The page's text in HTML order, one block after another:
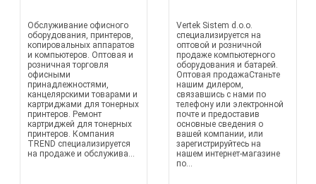
Обслуживание офисного
оборудования, принтеров,
копировальных аппаратов
и компьютеров. Оптовая и
розничная торговля
офисными
принадлежностями,
канцелярскими товарами и
картриджами для тонерных
принтеров. Ремонт
картриджей для тонерных
принтеров. Компания
TREND специализируется
на продаже и обслужива...
Vertek Sistem d.o.o.
специализируется на
оптовой и розничной
продаже компьютерного
оборудования и батарей.
Оптовая продажаСтаньте
нашим дилером,
связавшись с нами по
телефону или электронной
почте и предоставив
основные сведения о
вашей компании, или
зарегистрируйтесь на
нашем интернет-магазине
по...